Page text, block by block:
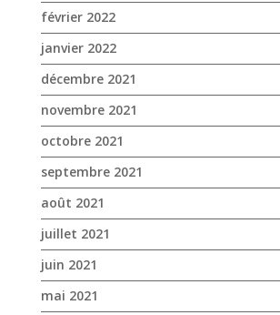
février 2022
janvier 2022
décembre 2021
novembre 2021
octobre 2021
septembre 2021
août 2021
juillet 2021
juin 2021
mai 2021